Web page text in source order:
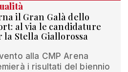
il Gran Galà dello
al via le candidature
la Stella Giallorossa
alla CMP Arena
i risultati del biennio